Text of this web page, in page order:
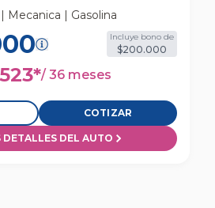
Mecanica | Gasolina
Incluye bono de
$200.000
*/ 36 meses
COTIZAR
DETALLES DEL AUTO